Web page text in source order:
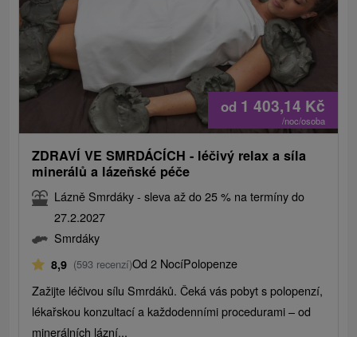
od 1 403,14 Kč
/noc/osoba
ZDRAVÍ VE SMRDÁCÍCH - léčivý relax a síla
minerálů a lázeňské péče
Lázně Smrdáky - sleva až do 25 % na termíny do
27.2.2027
Smrdáky
8,9 (593 recenzí)Od 2 NocíPolopenze
Zažijte léčivou sílu Smrdáků. Čeká vás pobyt s polopenzí,
lékařskou konzultací a každodenními procedurami – od
minerálních lázní...